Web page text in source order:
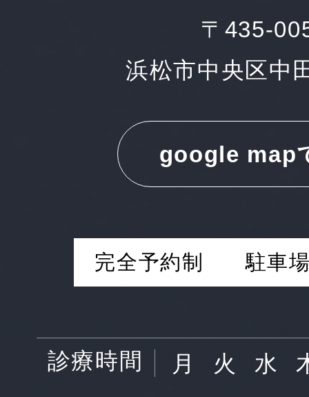
〒435-
浜松市中央区中
google map
完全予約制 駐車
診療時間 月 火 水